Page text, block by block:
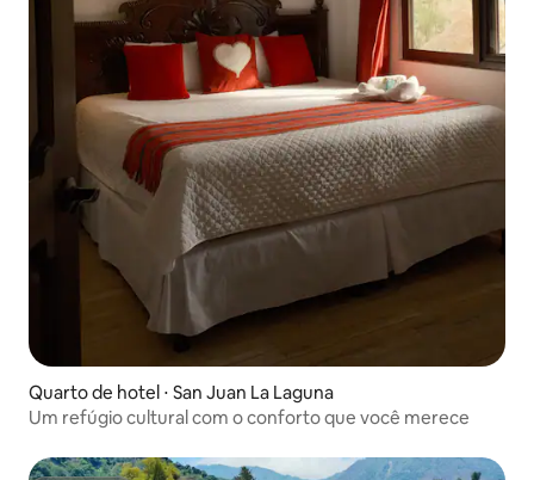
Quarto de hotel ⋅ San Juan La Laguna
Um refúgio cultural com o conforto que você merece